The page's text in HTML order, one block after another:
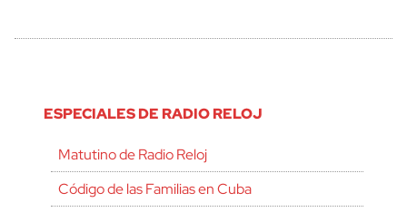
ESPECIALES DE RADIO RELOJ
Matutino de Radio Reloj
Código de las Familias en Cuba